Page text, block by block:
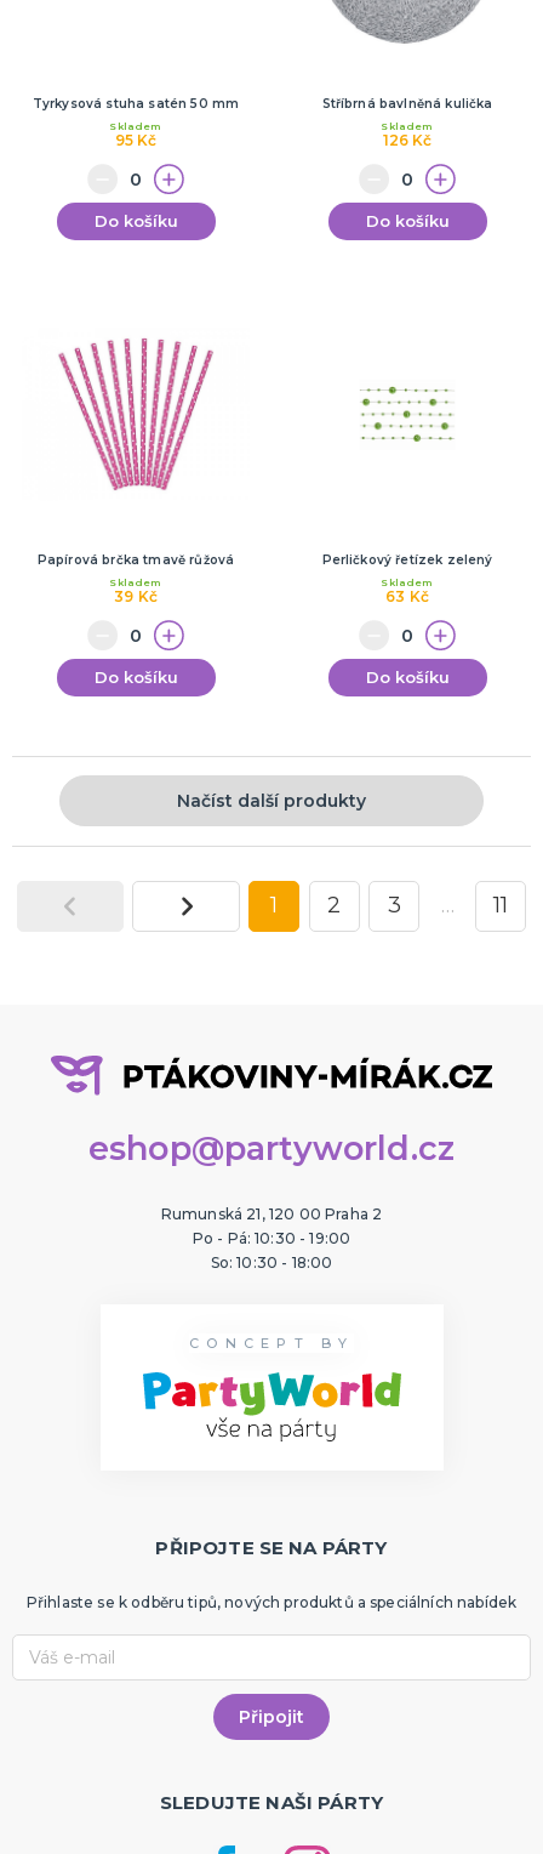
Tyrkysová stuha satén 50 mm
95 Kč
Skladem
Do košíku
Stříbrná bavlněná kulička
126 Kč
Skladem
Do košíku
Papírová brčka tmavě růžová
39 Kč
Skladem
Do košíku
Perličkový řetízek zelený
63 Kč
Skladem
Do košíku
Načíst další produkty
1 2 3 … 11
eshop@partyworld.cz
Rumunská 21, 120 00 Praha 2
Po - Pá: 10:30 - 19:00
So: 10:30 - 18:00
CONCEPT BY
PŘIPOJTE SE NA PÁRTY
Přihlaste se k odběru tipů, nových produktů a speciálních nabídek
SLEDUJTE NAŠI PÁRTY